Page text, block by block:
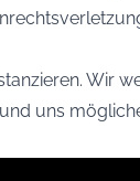
Wir
uns